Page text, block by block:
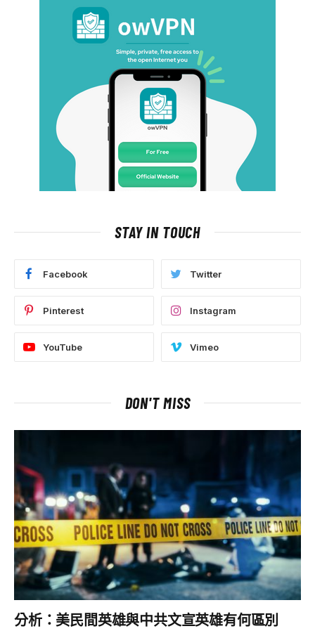
STAY IN TOUCH
Facebook Twitter
Pinterest Instagram
YouTube Vimeo
DON'T MISS
分析：美民間英雄與中共文宣英雄有何區別